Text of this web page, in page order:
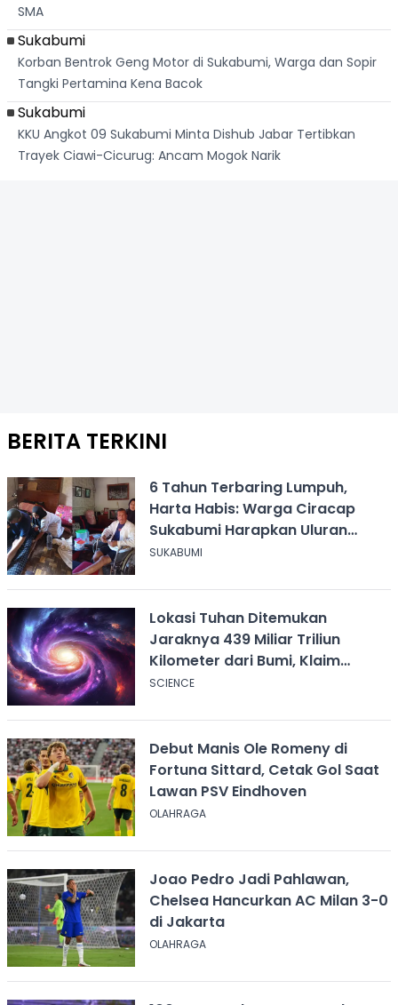
SMA
Sukabumi
Korban Bentrok Geng Motor di Sukabumi, Warga dan Sopir
Tangki Pertamina Kena Bacok
Sukabumi
KKU Angkot 09 Sukabumi Minta Dishub Jabar Tertibkan
Trayek Ciawi-Cicurug: Ancam Mogok Narik
BERITA TERKINI
6 Tahun Terbaring Lumpuh,
Harta Habis: Warga Ciracap
Sukabumi Harapkan Uluran
Tangan KDM
SUKABUMI
Lokasi Tuhan Ditemukan
Jaraknya 439 Miliar Triliun
Kilometer dari Bumi, Klaim
Ilmuwan Harvard
SCIENCE
Debut Manis Ole Romeny di
Fortuna Sittard, Cetak Gol Saat
Lawan PSV Eindhoven
OLAHRAGA
Joao Pedro Jadi Pahlawan,
Chelsea Hancurkan AC Milan 3-0
di Jakarta
OLAHRAGA